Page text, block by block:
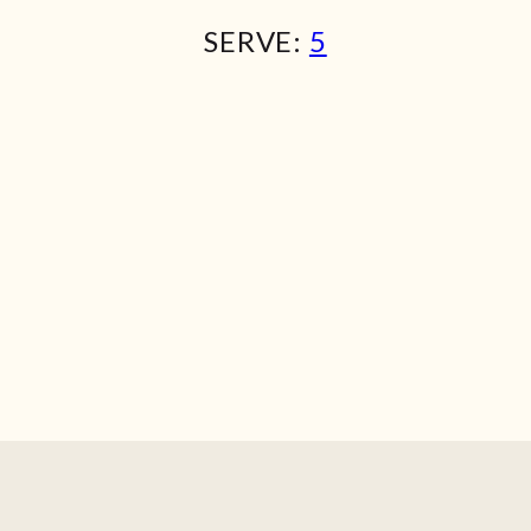
SERVE: 5